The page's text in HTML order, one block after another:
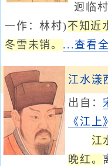
迥临
一作：林村)不知近
冬雪未销。 ...查看
江水漾
出自：
《江上
江
晚红。